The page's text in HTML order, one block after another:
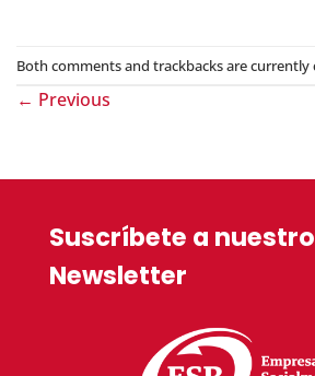
Both comments and trackbacks are currently
← Previous
Suscríbete a nuestro
Newsletter